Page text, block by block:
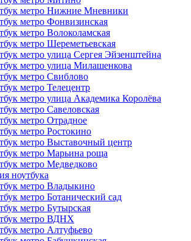
метро Нижние Мневники
метро Фонвизинская
метро Волоколамская
метро Шереметьевская
метро улица Сергея Эйзенштейна
метро улица Милашенкова
метро Свиблово
метро Телецентр
метро улица Академика Королёва
метро Савеловская
метро Отрадное
метро Ростокино
метро Выставочный центр
метро Марьина роща
метро Медведково
ноутбука
метро Владыкино
метро Ботанический сад
метро Бутырская
метро ВДНХ
метро Алтуфьево